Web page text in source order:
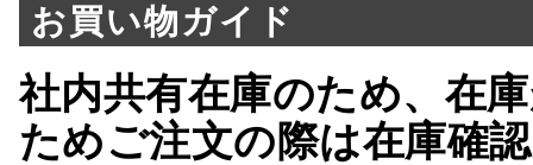
お買い物ガイド
社内共有在庫のため、在
ためご注文の際は在庫確